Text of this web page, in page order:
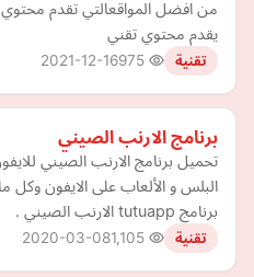
من افضل المواقعالتي تقدم
يقدم محتوي تقني
تقنية 2021-12-16
برنامج الارنب الصيني
تحميل برنامج الارنب الصيني
البلس و الألعاب على الايفون
برنامج tutuapp الارنب الصيني .
تقنية 2020-03-08